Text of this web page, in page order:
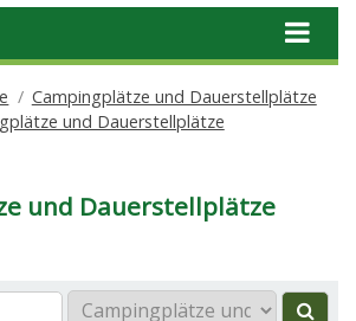
Campingplätze und Dauerstellplätze
und Dauerstellplätze
und Dauerstellplätze